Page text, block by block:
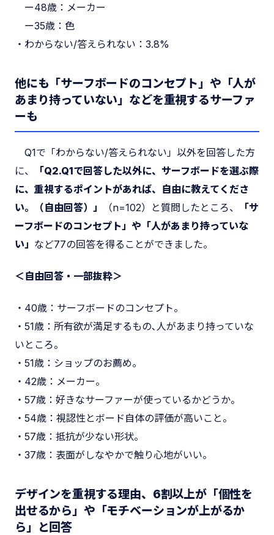
ー48歳：メーカー
ー35歳：色
・わからない/答えられない：3.8%
他にも「サーフボードのコンセプト」や「人が
あまり持っていない」などを重視するサーファ
ーも
Q1で「わからない/答えられない」以外を回答した方
に、
「Q2.Q1で回答した以外に、サーフボードを選ぶ際
に、重視するポイントがあれば、自由に教えてくださ
い。（自由回答）」
（n=102）と質問したところ、
「サ
ーフボードのコンセプト」や「人があまり持っていな
い」 など77の回答を得ることができました。
＜自由回答・一部抜粋＞
・40歳：サーフボードのコンセプト。
・51歳：所有欲が満足するもの､人があまり持っていな
いところ。
・51歳：ショップのお薦め。
・42歳：メーカー。
・57歳：好きなサーファーが使っているかどうか。
・54歳：視認性とボード自体の評価が高いこと。
・57歳：抵抗が少ない形状。
・37歳：表面がしなやかで触り心地がいい。
デザインを重視する理由、6割以上が「個性を
出せるから」や「モチベーションが上がるか
ら」と回答